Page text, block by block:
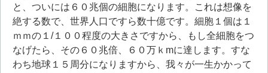
と、ついには６０兆個の細胞になります。これは想像を
絶する数で、世界人口ですら数十億です。細胞１個は１
ｍｍの１/１００程度の大きさですから、もし全細胞をつ
なげたら、その６０兆倍、６０万ｋmに達します。すな
わち地球１５周分になりますから、我々が一生かかって